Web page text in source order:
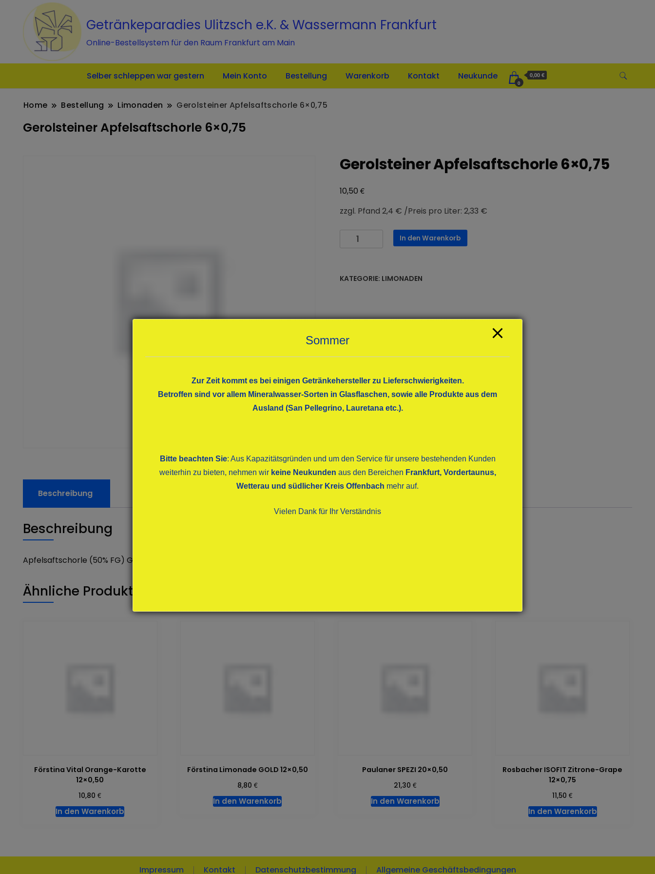
Getränkeparadies Ulitzsch e.K. & Wassermann Frankfurt
Online-Bestellsystem für den Raum Frankfurt am Main
Selber schleppen war gestern Mein Konto Bestellung Warenkorb Kontakt Neukunde
0
0,00 €
Home Bestellung Limonaden Gerolsteiner Apfelsaftschorle 6×0,75
Gerolsteiner Apfelsaftschorle 6×0,75
Gerolsteiner Apfelsaftschorle 6×0,75
10,50 €
zzgl. Pfand 2,4 € /Preis pro Liter: 2,33 €
Gerolsteiner
Apfelsaftschorle
In den Warenkorb
KATEGORIE: LIMONADEN
Beschreibung
Beschreibung
Apfelsaftschorle (50% FG) GLAS
Ähnliche Produkte
Förstina Vital Orange-Karotte
12×0,50
10,80€
In den Warenkorb
Förstina Limonade GOLD 12×0,50
8,80 €
In den Warenkorb
Paulaner SPEZI 20×0,50
21,30 €
In den Warenkorb
Rosbacher ISOFIT Zitrone-Grape
12×0,75
11,50€
In den Warenkorb
Impressum Kontakt Datenschutzbestimmung Allgemeine Geschäftsbedingungen
Sommer
Zur Zeit kommt es bei einigen Getränkehersteller zu Lieferschwierigkeiten.
Betroffen sind vor allem Mineralwasser-Sorten in Glasflaschen, sowie alle Produkte aus dem
Ausland (San Pellegrino, Lauretana etc.).
Bitte beachten Sie: Aus Kapazitätsgründen und um den Service für unsere bestehenden Kunden
weiterhin zu bieten, nehmen wirkeine Neukunden aus den Bereichen Frankfurt, Vordertaunus,
Wetterau und südlicher Kreis Offenbach mehr auf.
Vielen Dank für Ihr Verständnis